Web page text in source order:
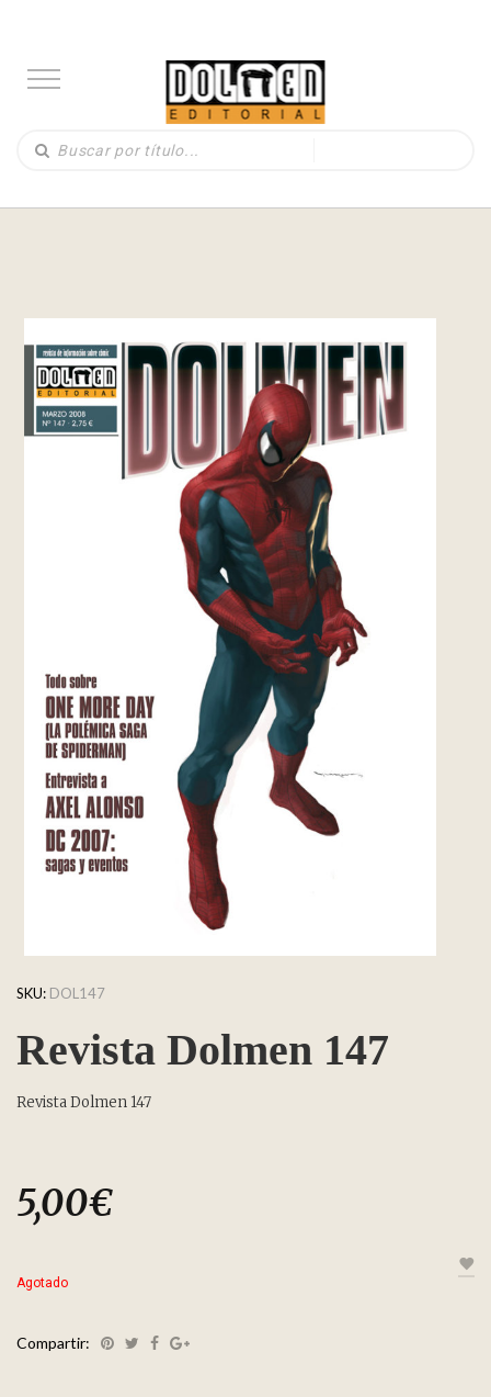
SKU: DOL147
Revista Dolmen 147
Revista Dolmen 147
5,00€
Agotado
Compartir: